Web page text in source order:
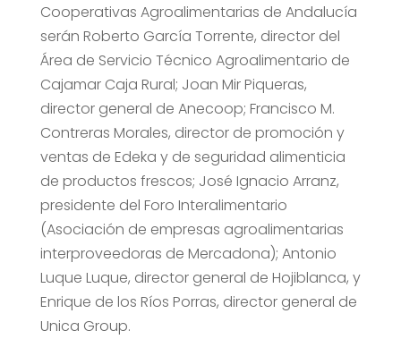
Cooperativas Agroalimentarias de Andalucía
serán Roberto García Torrente, director del
Área de Servicio Técnico Agroalimentario de
Cajamar Caja Rural; Joan Mir Piqueras,
director general de Anecoop; Francisco M.
Contreras Morales, director de promoción y
ventas de Edeka y de seguridad alimenticia
de productos frescos; José Ignacio Arranz,
presidente del Foro Interalimentario
(Asociación de empresas agroalimentarias
interproveedoras de Mercadona); Antonio
Luque Luque, director general de Hojiblanca, y
Enrique de los Ríos Porras, director general de
Unica Group.